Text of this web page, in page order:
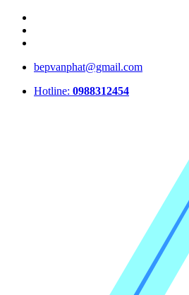
bepvanphat@gmail.com
Hotline: 0988312454